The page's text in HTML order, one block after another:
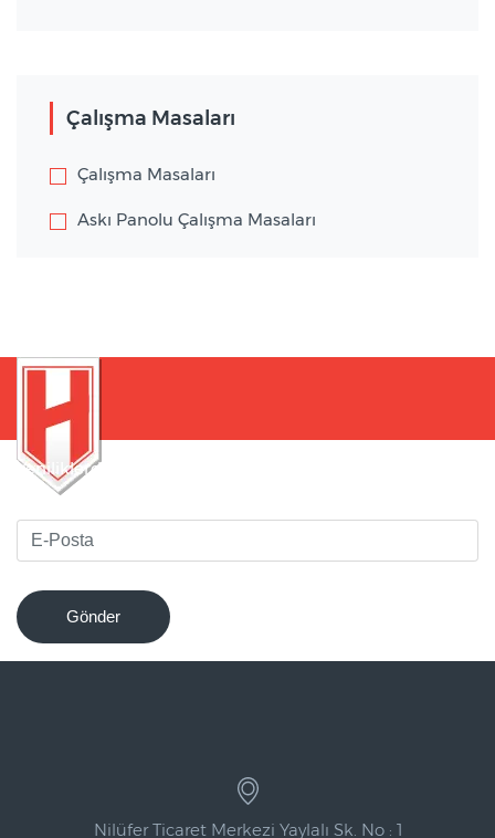
Çalışma Masaları
Çalışma Masaları
Askı Panolu Çalışma Masaları
Yeniliklerden haberdar olmak için bültenimize kaydolun
Gönder
Nilüfer Ticaret Merkezi Yaylalı Sk. No : 1